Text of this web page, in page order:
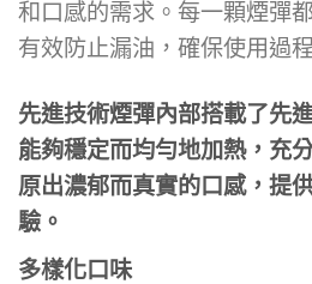
和口感的需求。每一顆煙彈
有效防止漏油，確保使用過
先進技術煙彈內部搭載了先
能夠穩定而均勻地加熱，充
原出濃郁而真實的口感，提
驗。
多樣化口味